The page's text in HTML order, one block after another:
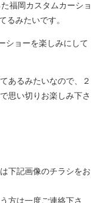
福岡カスタムカーショ
るみたいです。
ショーを楽しみにして
あるみたいなので、２
思い切りお楽しみ下さ
下記画像のチラシをお
方は一度ご連絡下さ